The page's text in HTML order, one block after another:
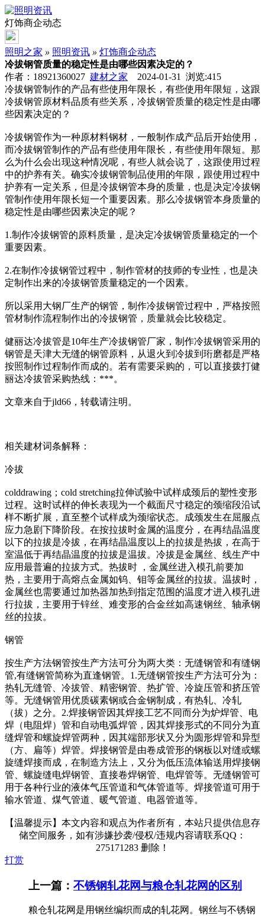
灯饰商企动态
照明之家 » 照明资讯 » 灯饰商企动态
冷拔钢管质量的稳定性是由哪些因素决定的？
作者：18921360027 建材之家 2024-01-31 浏览:415
冷拔钢管制作的产品有些使用年限长，有些使用年限短，这跟
冷拔钢管原材料品质有些关系，冷拔钢管质量的稳定性是由哪
些因素决定的？
冷拔钢管作为一种原材料钢材，一般制作成产品后开始使用，
而冷拔钢管制作的产品有些使用年限长，有些使用年限短。那
么为什么会出现这种情况呢，有些人就会说了，这跟使用过程
中的护养有关。确实冷拔钢管制品使用的年限，跟使用过程中
护养有一定关系，但是冷拔钢管本身的质量，也是决定冷拔钢
管制作使用年限长短一个重要因素。那么冷拔钢管本身质量的
稳定性是由哪些因素决定的呢？
1.制作冷拔钢管的原料质量，是决定冷拔钢管质量稳定的一个
重要因素。
2.在制作冷拔钢管过程中，制作管材的技师的专业性，也是决
定制作出来的冷拔钢管质量稳定的一个因素。
所以采用大钢厂生产的钢管，制作冷拔钢管过程中，严格按照
管材制作流程制作出的冷拔钢管，质量就会比较稳定。
健丽达冷拔管是10年生产冷拔钢管厂家，制作冷拔钢管采用的
钢管是天津大无缝的钢管原料，从退火到冷拔到珩磨都是严格
按照制作过程制作而成的。若有需要采购的，可以直接拨打健
丽达冷拔管采购热线：***。
文章来自于jld66，转载请注明。
相关建材词条解释：
冷拔
colddrawing；cold stretching拉伸试验中试样成颈后的塑性变形
过程。这时试样的伸长表现为一个截面尺寸稳定的颈缩段沿试
样不断扩展，直至整个试样成为颈缩状态。成颈发生在屈服点
应力急剧下降阶段。在按拉拔时金属的温度分，在再结晶温度
以下的拉拔是冷拔，在再结晶温度以上的拉拔是热拔，在高于
室温低于再结晶温度的拉拔是温拔。冷拔是金属丝、线生产中
应用最普遍的拉拔方式。热拔时 ，金属丝进入模孔前要加
热，主要用于高熔点金属如钨、钼等金属丝的拉拔。温拔时，
金属丝也需要通过加热器加热到指定范围的温度才进入模孔进
行拉拔，主要用于锌丝、难变形的合金丝如高速钢丝、轴承钢
丝的拉拔。
钢管
按生产方法钢管按生产方法可分为两大类：无缝钢管和有缝钢
管,有缝钢管简称为直逢钢管。1.无缝钢管按生产方法可分为：
热轧无缝管、冷拔管、精密钢管、热扩管、冷旋压管和挤压管
等。无缝钢管用优质碳素钢或合金钢制成，有热轧、冷轧
（拔）之分。2.焊接钢管因其焊接工艺不同而分为炉焊管、电
焊（电阻焊）管和自动电弧焊管，因其焊接形式的不同分为直
缝焊管和螺旋焊管两种，因其端部形状又分为圆形焊管和异型
（方、扁等）焊管。焊接钢管是由卷成管形的钢板以对缝或螺
旋缝焊接而成，在制造方法上，又分为低压流体输送用焊接钢
管、螺旋缝电焊钢管、直接卷焊钢管、电焊管等。无缝钢管可
用于各种行业的液体气压管道和气体管道等。焊接管道可用于
输水管道、煤气管道、暖气管道、电器管道等。
【温馨提示】本文内容和观点为作者所有，本站只提供信息存
储空间服务，如有涉嫌抄袭/侵权/违规内容请联系QQ：
275171283 删除！
打赏
上一篇： 不锈钢轧花网与粮仓轧花网的区别
粮仓轧花网是用钢丝编织而成的轧花网。钢丝与不锈钢